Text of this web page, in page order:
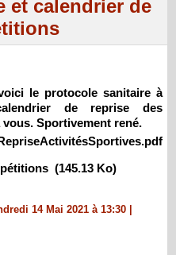
et calendrier de
le protocole sanitaire à
de reprise des
Sportivement rené.
(145.13 Ko)
14 Mai 2021 à 13:30